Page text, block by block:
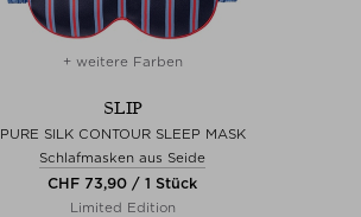
+ weitere Farben
SLIP
PURE SILK CONTOUR SLEEP MASK
Schlafmasken aus Seide
CHF 73,90 / 1 Stück
Limited Edition